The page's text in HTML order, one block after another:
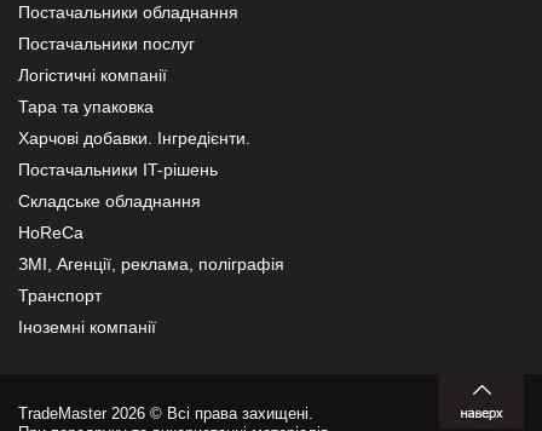
Постачальники обладнання
Постачальники послуг
Логістичні компанії
Тара та упаковка
Харчові добавки. Інгредієнти.
Постачальники IT-рішень
Складське обладнання
HoReCa
ЗМІ, Агенції, реклама, поліграфія
Транспорт
Іноземні компанії
TradeMaster 2026 © Всі права захищені.